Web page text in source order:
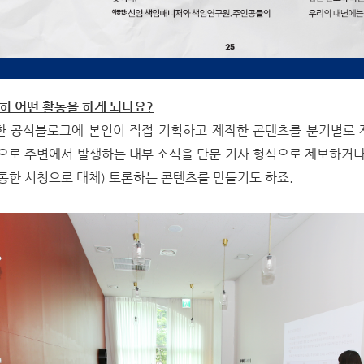
어떤 활동을 하게 되나요?
공식블로그에 본인이 직접 기획하고 제작한 콘텐츠를 분기별로
로 주변에서 발생하는 내부 소식을 단문 기사 형식으로 제보하거
한 시청으로 대체) 토론하는 콘텐츠를 만들기도 하죠.